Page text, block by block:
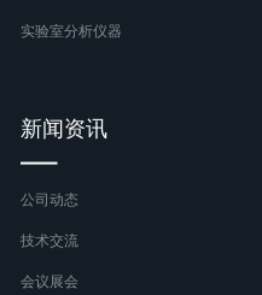
实验室分析仪器
新闻资讯
公司动态
技术交流
会议展会